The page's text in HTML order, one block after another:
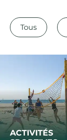
Tous
ACTIVITÉS